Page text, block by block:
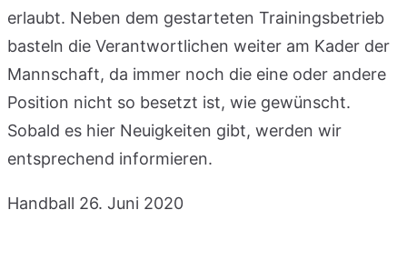
erlaubt. Neben dem gestarteten Trainingsbetrieb
basteln die Verantwortlichen weiter am Kader der
Mannschaft, da immer noch die eine oder andere
Position nicht so besetzt ist, wie gewünscht.
Sobald es hier Neuigkeiten gibt, werden wir
entsprechend informieren.
Handball 26. Juni 2020